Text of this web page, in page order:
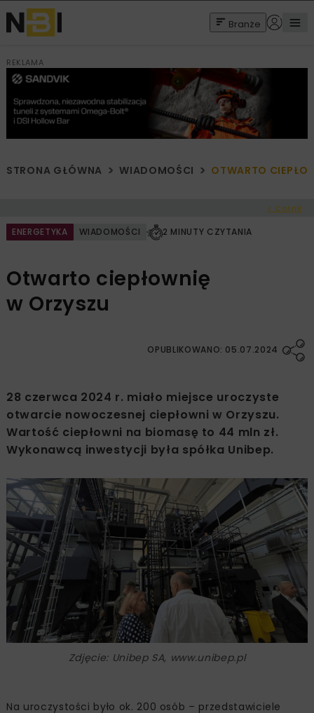
Branże
REKLAMA
STRONA GŁÓWNA WIADOMOŚCI OTWARTO
< Cofnij
ENERGETYKA WIADOMOŚCI 2 MINUTY CZYTANIA
Otwarto ciepłownię
w Orzyszu
OPUBLIKOWANO: 05.07.2024
28 czerwca 2024 r. miało miejsce uroczyste
otwarcie nowoczesnej ciepłowni w Orzyszu.
Wartość ciepłowni na biomasę to 44 mln zł.
Wykonawcą inwestycji była spółka Unibep.
Zdjęcie: Unibep SA, www.unibep.pl
Na uroczystości było ok. 200 osób – przedstawiciele